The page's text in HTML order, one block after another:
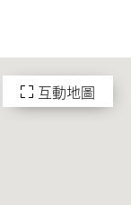
互動地圖